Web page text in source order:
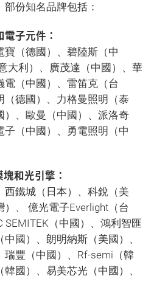
份知名品牌包括：
子元件：
寶（德國）、碧陸斯（中
大利）、廣茂達（中國）、華
電（中國）、雷笛克（台
（德國）、力格曼照明（泰
）、歐曼（中國）、派洛奇
子（中國）、勇電照明（中
和光引擎：
西鐵城（日本）、科銳（美
）、 億光電子Everlight（台
（中國）、鴻利智匯
中國）、朗明納斯（美國）、
瑞豐（中國）、Rf-semi（韓
國）、易美芯光（中國）、